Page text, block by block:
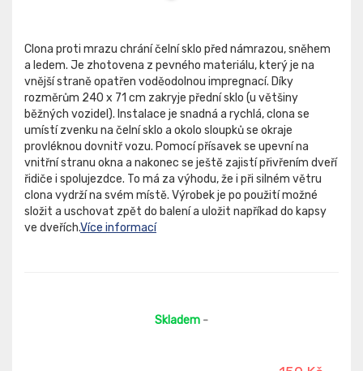
Clona proti mrazu chrání čelní sklo před námrazou, sněhem
a ledem. Je zhotovena z pevného materiálu, který je na
vnější straně opatřen voděodolnou impregnací. Díky
rozměrům 240 x 71 cm zakryje přední sklo (u většiny
běžných vozidel). Instalace je snadná a rychlá, clona se
umístí zvenku na čelní sklo a okolo sloupků se okraje
provléknou dovnitř vozu. Pomocí přísavek se upevní na
vnitřní stranu okna a nakonec se ještě zajistí přivřením dveří
řidiče i spolujezdce. To má za výhodu, že i při silném větru
clona vydrží na svém místě. Výrobek je po použití možné
složit a uschovat zpět do balení a uložit napříkad do kapsy
ve dveřích.Více informací
Skladem -